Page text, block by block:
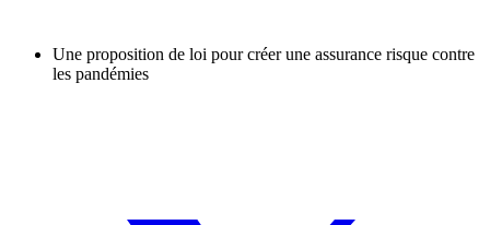
Une proposition de loi pour créer une assurance risque contre
les pandémies